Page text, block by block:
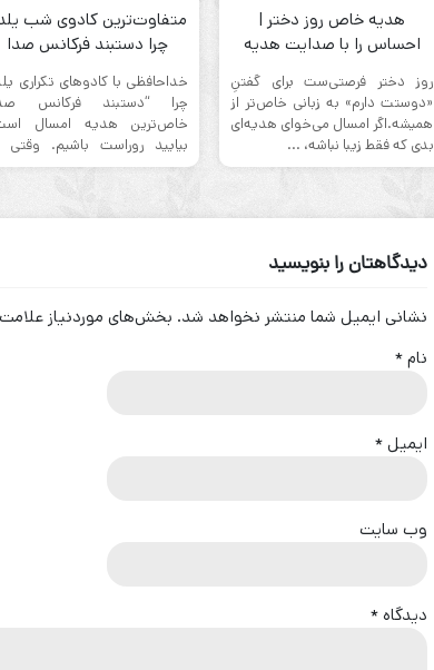
هدیه خاص روز دختر |
احساس را با صدایت هدیه
روز دختر فرصتی‌ست برای گفتنِ
«دوستت دارم» به زبانی خاص‌تر از
همیشه.اگر امسال می‌خوای هدیه‌ای
بدی که فقط زیبا نباشه، ...
متفاوت‌ترین کادوی شب
چرا دستبند فرکانس صدا
تاباچرم
خداحافظی با کادوهای تکراری
چرا “دستبند فرکانس
خاص‌ترین هدیه امسال
بیایید روراست باشیم. وقتی
“کادوی شب ...
دیدگاهتان را بنویسید
نشانی ایمیل شما منتشر نخواهد شد. بخش‌های موردنیاز
نام*
ایمیل*
وب‌ سایت
دیدگاه*